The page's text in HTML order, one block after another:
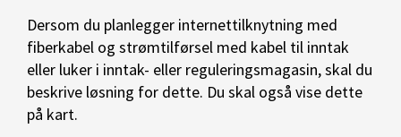
Dersom du planlegger internettilknytning med
fiberkabel og strømtilførsel med kabel til inntak
eller luker i inntak- eller reguleringsmagasin, skal du
beskrive løsning for dette. Du skal også vise dette
på kart.